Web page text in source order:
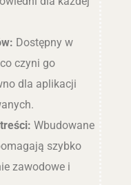
Dostępny w
czyni go
dla aplikacji
Wbudowane
szybko
zawodowe i